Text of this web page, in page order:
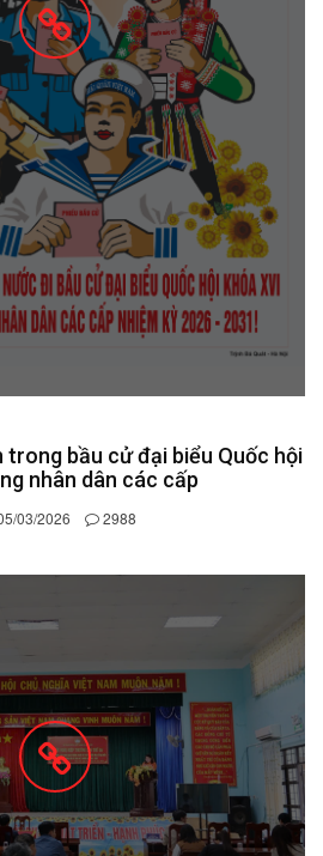
trong bầu cử đại biểu Quốc hội
nhân dân các cấp
03/2026 2988